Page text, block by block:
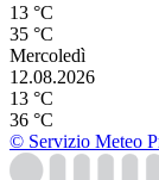
13 °C
35 °C
Mercoledì
12.08.2026
13 °C
36 °C
© Servizio Meteo